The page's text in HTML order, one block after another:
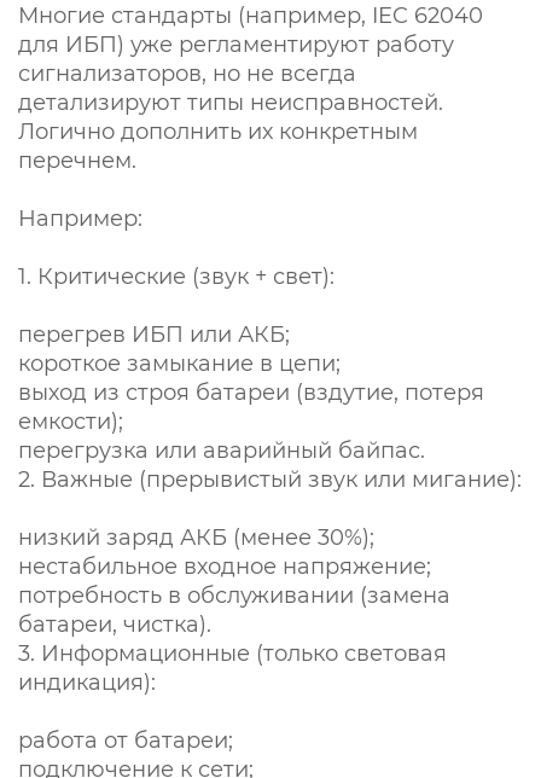
Многие стандарты (например, IEC 62040
для ИБП) уже регламентируют работу
сигнализаторов, но не всегда
детализируют типы неисправностей.
Логично дополнить их конкретным
перечнем.
Например:
1. Критические (звук + свет):
перегрев ИБП или АКБ;
короткое замыкание в цепи;
выход из строя батареи (вздутие, потеря
емкости);
перегрузка или аварийный байпас.
2. Важные (прерывистый звук или мигание):
низкий заряд АКБ (менее 30%);
нестабильное входное напряжение;
потребность в обслуживании (замена
батареи, чистка).
3. Информационные (только световая
индикация):
работа от батареи;
подключение к сети;